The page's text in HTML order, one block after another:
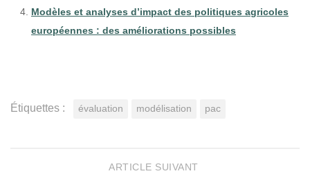
Modèles et analyses d’impact des politiques agricoles
européennes : des améliorations possibles
Étiquettes : évaluation modélisation pac
ARTICLE SUIVANT